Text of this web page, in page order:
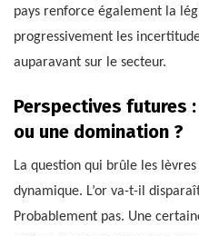
pays renforce également la
progressivement les
auparavant sur le secteur.
Perspectives futures
ou une domination ?
La question qui brûle les
dynamique. L’or va-t-il
Probablement pas. Une